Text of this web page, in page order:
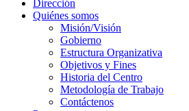
Dirección
Quiénes somos
Misión/Visión
Gobierno
Estructura Organizativa
Objetivos y Fines
Historia del Centro
Metodología de Trabajo
Contáctenos